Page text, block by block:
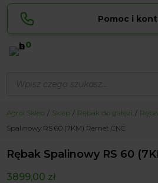
Pomoc i
Sylwia
729 856 ...
biuro@ ...
0
produktów
Agrol Sklep Sklep Rębak do gałęzi
Spalinowy RS 60 (7KM) Remet CNC
Rębak Spalinowy RS 60
3899,00 zł